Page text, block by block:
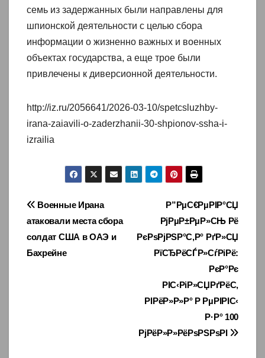
семь из задержанных были направлены для
шпионской деятельности с целью сбора
информации о жизненно важных и военных
объектах государства, а еще трое были
привлечены к диверсионной деятельности.
http://iz.ru/2056641/2026-03-10/spetcsluzhby-
irana-zaiavili-o-zaderzhanii-30-shpionov-ssha-i-
izrailia
Навигация
по
записям
Р”РµС€РµРІР°СЏ
РјРµР±РµР»СЊ Рё
РєРѕРјРЅР°С‚Р° РґР»СЏ
РїСЂРёСЃР»СѓРіРё:
РєР°Рє
РІС‹РіР»СЏРґРёС‚
РІРёР»Р»Р° Р РµРІРІС‹
Р·Р° 100
РјРёР»Р»РёРѕРЅРѕРІ
Военные Ирана
атаковали места сбора
солдат США в ОАЭ и
Бахрейне